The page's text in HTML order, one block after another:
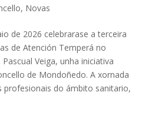
, Novas
de 2026 celebrarase a terceira
de Atención Temperá no
Veiga, unha iniciativa
de Mondoñedo. A xornada
profesionais do ámbito sanitario,